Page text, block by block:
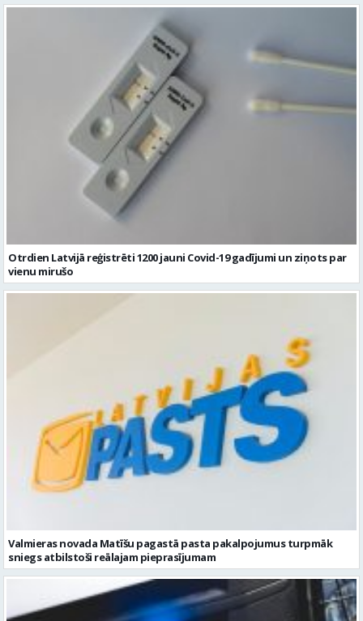
Otrdien Latvijā reģistrēti 1200 jauni Covid-19 gadījumi un ziņots par
vienu mirušo
Valmieras novada Matīšu pagastā pasta pakalpojumus turpmāk
sniegs atbilstoši reālajam pieprasījumam